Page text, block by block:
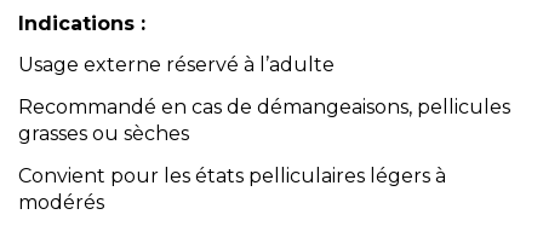
Indications :
Usage externe réservé à l’adulte
Recommandé en cas de démangeaisons, pellicules
grasses ou sèches
Convient pour les états pelliculaires légers à
modérés